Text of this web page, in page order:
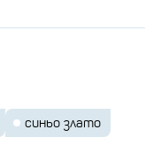
синьо злато